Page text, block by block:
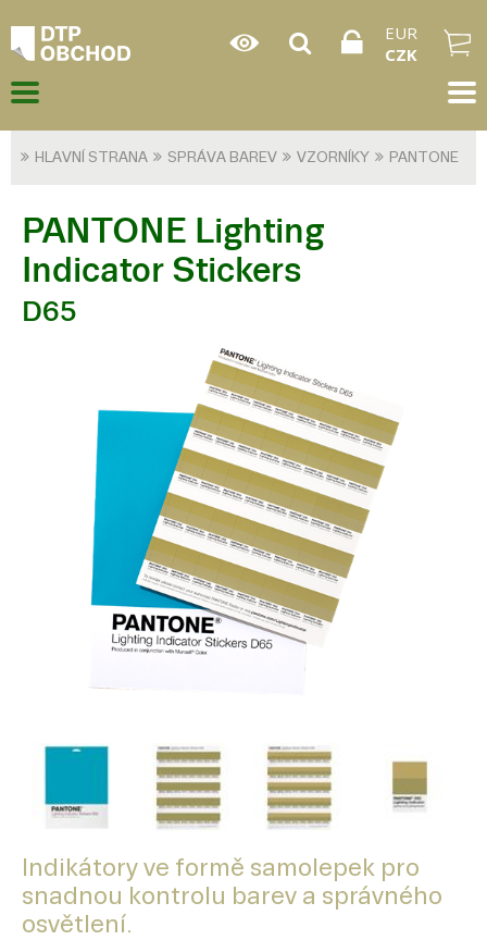
EUR
CZK
HLAVNÍ STRANA SPRÁVA BAREV VZORNÍKY PANTONE
PANTONE Lighting
Indicator Stickers
D65
Indikátory ve formě samolepek pro
snadnou kontrolu barev a správného
osvětlení.